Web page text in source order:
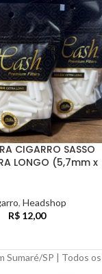
CIGARRO SASSO
LONGO (5,7mm x
, Headshop
R$ 12,00
Sumaré/SP | Todos os